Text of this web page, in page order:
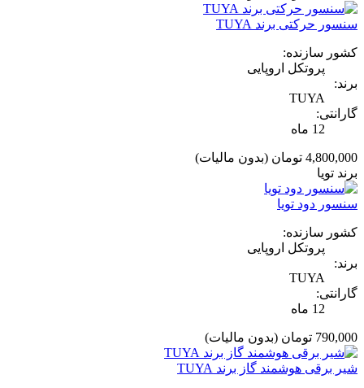
سنسور حرکتی برند TUYA
کشور سازنده:
پروتکل اروپایی
برند:
TUYA
گارانتی:
12 ماه
4,800,000 تومان
(بدون مالیات)
برند تویا
سنسور دود تویا
کشور سازنده:
پروتکل اروپایی
برند:
TUYA
گارانتی:
12 ماه
790,000 تومان (بدون مالیات)
شیر برقی هوشمند گاز برند TUYA